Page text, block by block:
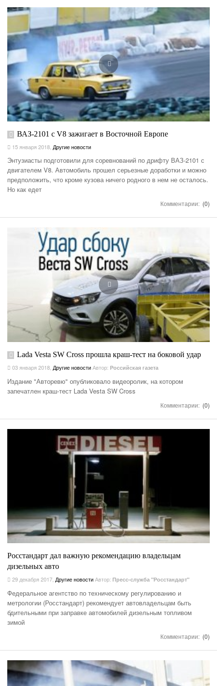
ВАЗ-2101 с V8 зажигает в Восточной Европе
15 января 2018, Другие новости
Энтузиасты подготовили для соревнований по дрифту ВАЗ-2101 с
двигателем V8. Автомобиль прошел серьезные доработки и можно
предположить, что кроме кузова ничего родного в нем не осталось.
Но как едет
Комментарии: (0)
Lada Vesta SW Cross прошла краш-тест на боковой удар
03 января 2018 Другие новостиАвтор: Российская газета
Издание "Авторевю" опубликовало видеоролик, на котором
запечатлен краш-тест Lada Vesta SW Cross
Комментарии: (0)
Росстандарт дал важную рекомендацию владельцам
дизельных авто
29 декабря 2017, Другие новостиАвтор: Пресс-служба "Росстандарт"
Федеральное агентство по техническому регулированию и
метрологии (Росстандарт) рекомендует автовладельцам быть
бдительными при заправке автомобилей дизельным топливом
зимой
Комментарии: (0)